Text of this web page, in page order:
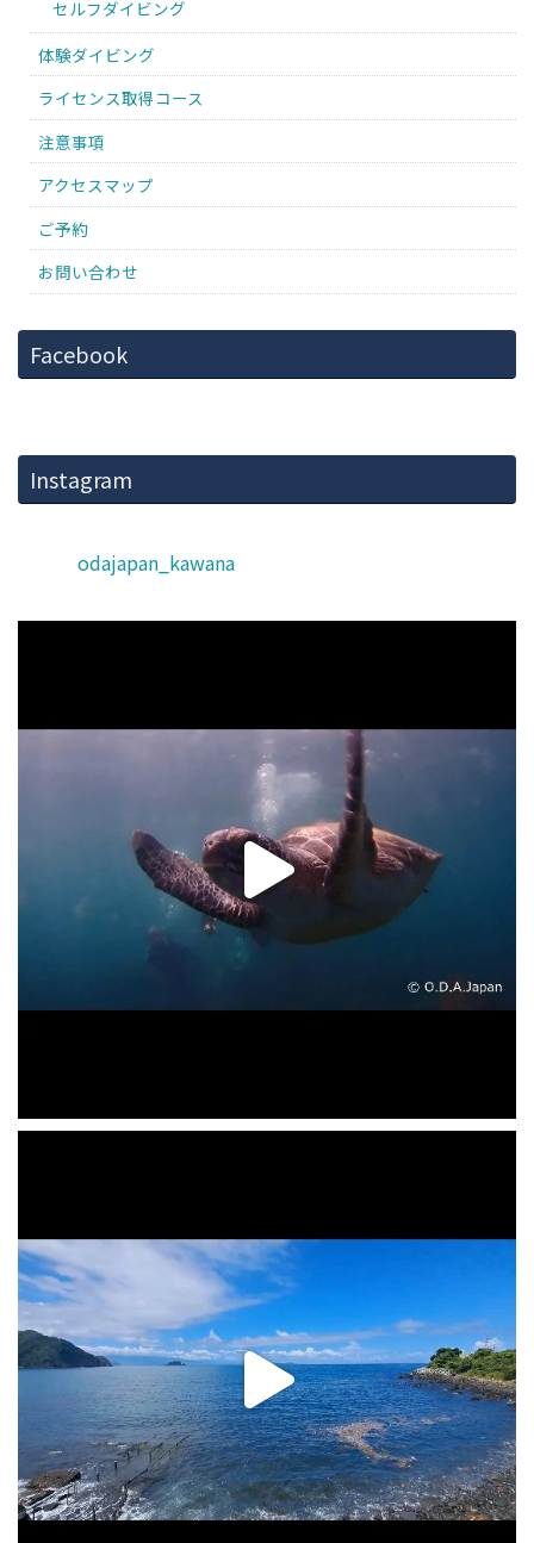
セルフダイビング
体験ダイビング
ライセンス取得コース
注意事項
アクセスマップ
ご予約
お問い合わせ
Facebook
Instagram
odajapan_kawana